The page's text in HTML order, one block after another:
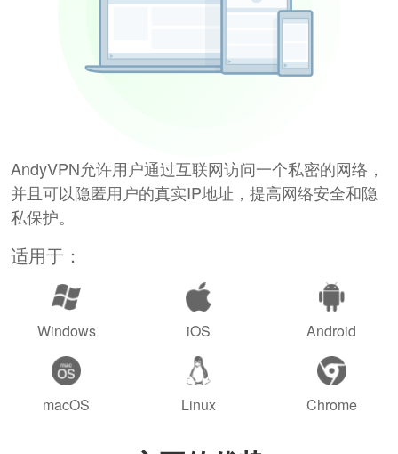
AndyVPN允许用户通过互联网访问一个私密的网络，
并且可以隐匿用户的真实IP地址，提高网络安全和隐
私保护。
适用于：
Windows iOS Android
macOS Linux Chrome